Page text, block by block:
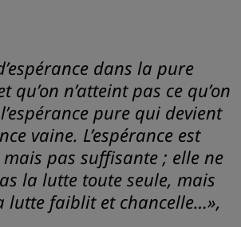
dans la pure
qu’on n’atteint pas ce qu’on
pure qui devient
vaine. L’espérance est
pas suffisante ; elle ne
la lutte toute seule, mais
lutte faiblit et chancelle…»,